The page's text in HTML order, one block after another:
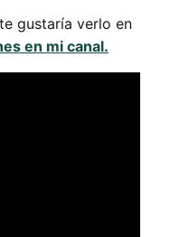
gustaría verlo en
en mi canal.